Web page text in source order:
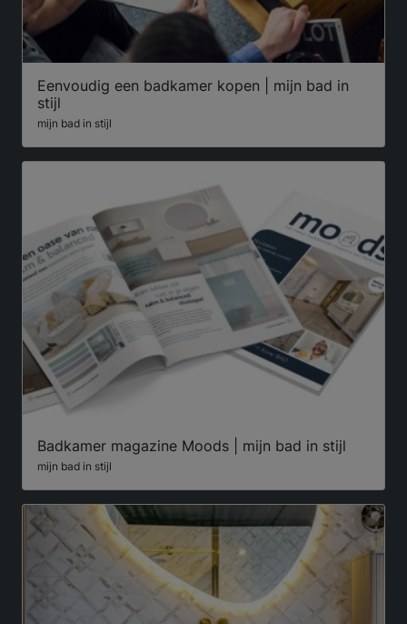
Eenvoudig een badkamer kopen | mijn bad in
stijl
mijn bad in stijl
Badkamer magazine Moods | mijn bad in stijl
mijn bad in stijl